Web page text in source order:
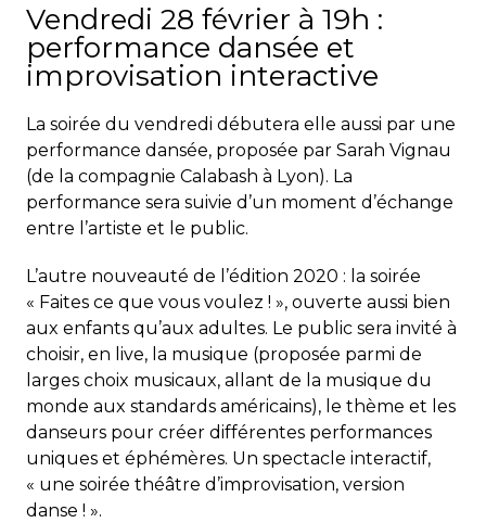
Vendredi 28 février à 19h :
performance dansée et
improvisation interactive
La soirée du vendredi débutera elle aussi par une
performance dansée, proposée par Sarah Vignau
(de la compagnie Calabash à Lyon). La
performance sera suivie d’un moment d’échange
entre l’artiste et le public.
L’autre nouveauté de l’édition 2020 : la soirée
« Faites ce que vous voulez ! », ouverte aussi bien
aux enfants qu’aux adultes. Le public sera invité à
choisir, en live, la musique (proposée parmi de
larges choix musicaux, allant de la musique du
monde aux standards américains), le thème et les
danseurs pour créer différentes performances
uniques et éphémères. Un spectacle interactif,
« une soirée théâtre d’improvisation, version
danse ! ».